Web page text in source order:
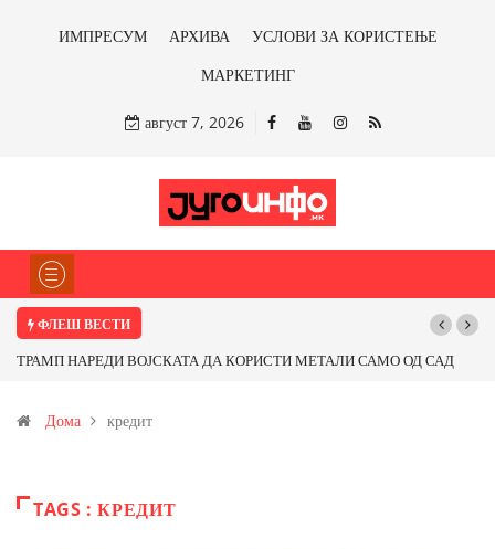
ИМПРЕСУМ АРХИВА
УСЛОВИ ЗА КОРИСТЕЊЕ
МАРКЕТИНГ
август 7, 2026
ФЛЕШ ВЕСТИ
ТРАМП НАРЕДИ ВОЈСКАТА ДА КОРИСТИ МЕТАЛИ САМО ОД САД
Иловица и со антимонот?
Дома кредит
TAGS : КРЕДИТ